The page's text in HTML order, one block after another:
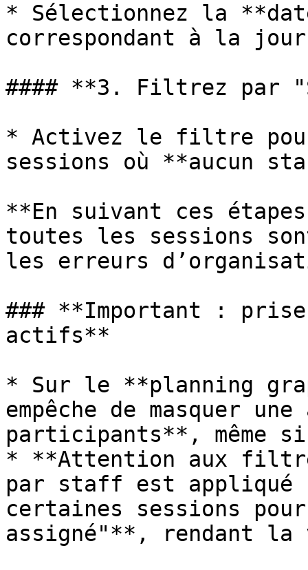
* Sélectionnez la
correspondant à la
#### **3. Filtrez par
* Activez le filtre
sessions où **aucun
**En suivant ces
toutes les sessions
les erreurs
### **Important :
actifs**
* Sur le **planning
empêche de masquer
participants**, même
* **Attention aux
par staff est appliqué
certaines sessions
assigné"**, rendant